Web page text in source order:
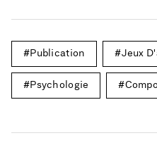
Publication Jeux
Psychologie